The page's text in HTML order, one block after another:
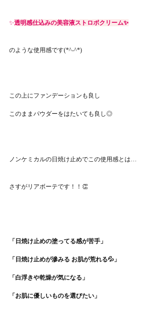
✨透明感仕込みの美容液ストロボクリーム✨
のような使用感です(*^-^*)
この上にファンデーションも良し
このままパウダーをはたいても良し◎
ノンケミカルの日焼け止めでこの使用感とは…
さすがリアボーテです！！👏
「日焼け止めの塗ってる感が苦手」
「日焼け止めが滲みる お肌が荒れる💦」
「白浮きや乾燥が気になる」
「お肌に優しいものを選びたい」